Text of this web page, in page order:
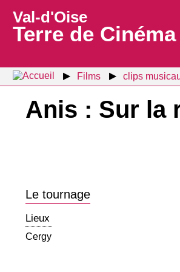
Val-d'Oise
Terre de Cinéma
Films clips
Anis : Sur la
Le tournage
Lieux
Cergy